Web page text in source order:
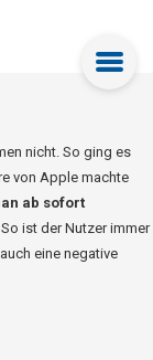
nicht. So ging es
von Apple machte
ab sofort
So ist der Nutzer immer
eine negative